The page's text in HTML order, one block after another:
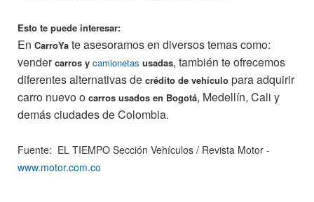
Esto te puede interesar:
En CarroYa te asesoramos en diversos temas como:
vendercarros y camionetas usadas, también te ofrecemos
diferentes alternativas de crédito de vehículo para adquirir
carro nuevo o carros usados en Bogotá, Medellín, Cali y
demás ciudades de Colombia.
Fuente: EL TIEMPO Sección Vehículos / Revista Motor -
www.motor.com.co